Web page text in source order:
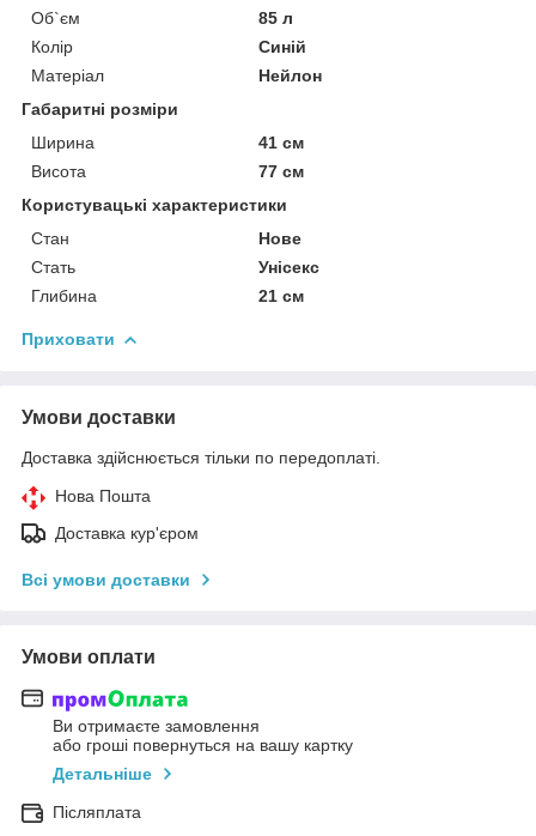
Об`єм
85 л
Колір
Синій
Матеріал
Нейлон
Габаритні розміри
Ширина
41 см
Висота
77 см
Користувацькі характеристики
Стан
Нове
Стать
Унісекс
Глибина
21 см
Приховати
Умови доставки
Доставка здійснюється тільки по передоплаті.
Нова Пошта
Доставка кур'єром
Всі умови доставки
Умови оплати
Ви отримаєте замовлення
або гроші повернуться на вашу картку
Детальніше
Післяплата